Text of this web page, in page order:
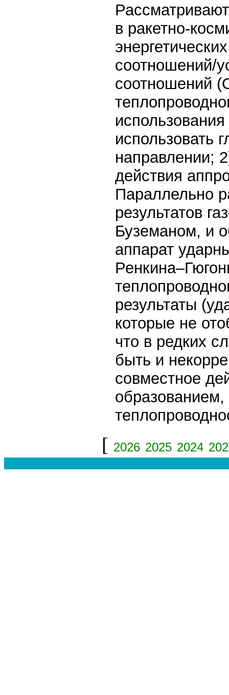
в ракетно-
соотношений/
соотношений
использовать
направлении;
действия
Параллельно
результатов
Буземаном, и
аппарат
результаты
которые не
что в редких
быть и
совместное
[ 2026 2025 2024